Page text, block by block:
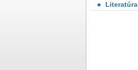
Literatúra